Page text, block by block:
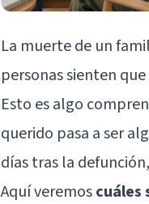
La muerte de un
personas sienten
Esto es algo
querido pasa a ser
días tras la
Aquí veremoscuáles